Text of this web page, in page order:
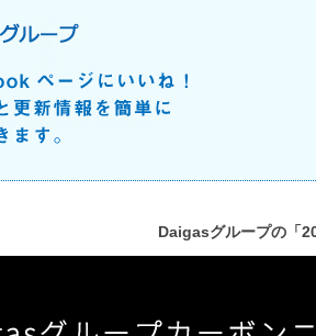
Daigasグループの「